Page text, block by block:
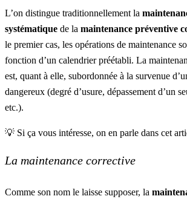
L’on distingue traditionnellement la
systématique de la maintenance préventive
le premier cas, les opérations de maintenance
fonction d’un calendrier préétabli. La
est, quant à elle, subordonnée à la survenue
dangereux (degré d’usure, dépassement d’un
etc.).
💡 Si ça vous intéresse, on en parle dans cet
La maintenance corrective
Comme son nom le laisse supposer, la